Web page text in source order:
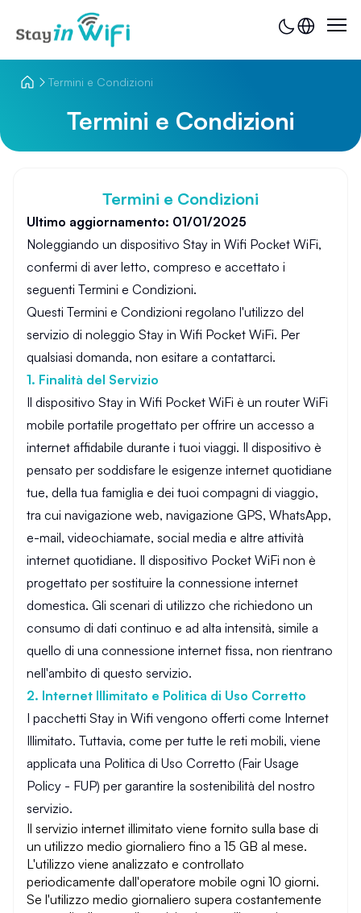
Termini e Condizioni
Termini e Condizioni
Termini e Condizioni
Ultimo aggiornamento: 01/01/2025
Noleggiando un dispositivo Stay in Wifi Pocket WiFi,
confermi di aver letto, compreso e accettato i
seguenti Termini e Condizioni.
Questi Termini e Condizioni regolano l'utilizzo del
servizio di noleggio Stay in Wifi Pocket WiFi. Per
qualsiasi domanda, non esitare a contattarci.
1. Finalità del Servizio
Il dispositivo Stay in Wifi Pocket WiFi è un router WiFi
mobile portatile progettato per offrire un accesso a
internet affidabile durante i tuoi viaggi. Il dispositivo è
pensato per soddisfare le esigenze internet quotidiane
tue, della tua famiglia e dei tuoi compagni di viaggio,
tra cui navigazione web, navigazione GPS, WhatsApp,
e-mail, videochiamate, social media e altre attività
internet quotidiane. Il dispositivo Pocket WiFi non è
progettato per sostituire la connessione internet
domestica. Gli scenari di utilizzo che richiedono un
consumo di dati continuo e ad alta intensità, simile a
quello di una connessione internet fissa, non rientrano
nell'ambito di questo servizio.
2. Internet Illimitato e Politica di Uso Corretto
I pacchetti Stay in Wifi vengono offerti come Internet
Illimitato. Tuttavia, come per tutte le reti mobili, viene
applicata una Politica di Uso Corretto (Fair Usage
Policy - FUP) per garantire la sostenibilità del nostro
servizio.
Il servizio internet illimitato viene fornito sulla base di
un utilizzo medio giornaliero fino a 15 GB al mese.
L'utilizzo viene analizzato e controllato
periodicamente dall'operatore mobile ogni 10 giorni.
Se l'utilizzo medio giornaliero supera costantemente